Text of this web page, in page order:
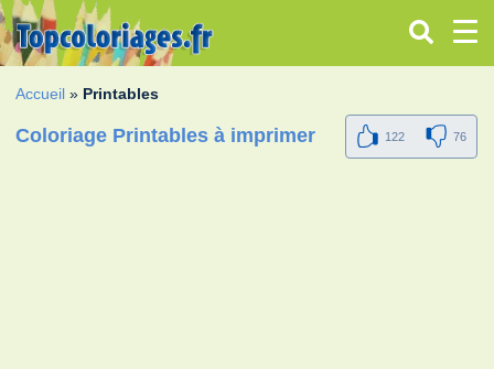
Accueil » Printables
Coloriage Printables à imprimer 122 76